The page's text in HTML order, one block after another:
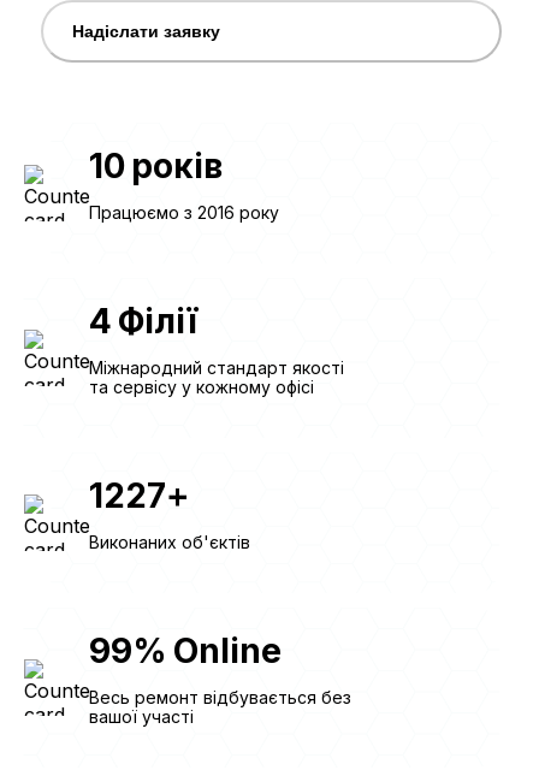
Надіслати заявку
10 років
Працюємо з 2016 року
4 Філії
Міжнародний стандарт якості
та сервісу у кожному офісі
1227+
Виконаних об'єктів
99% Online
Весь ремонт відбувається без
вашої участі